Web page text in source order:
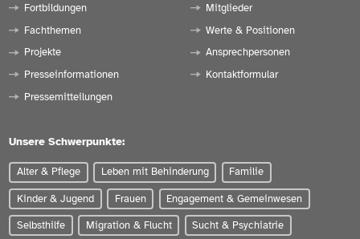
Fortbildungen
Fachthemen
Projekte
Presseinformationen
Pressemitteilungen
Mitglieder
Werte & Positionen
Ansprechpersonen
Kontaktformular
Unsere Schwerpunkte:
Alter & Pflege Leben mit Behinderung Familie
Kinder & Jugend Frauen Engagement & Gemeinwesen
Selbsthilfe Migration & Flucht Sucht & Psychiatrie